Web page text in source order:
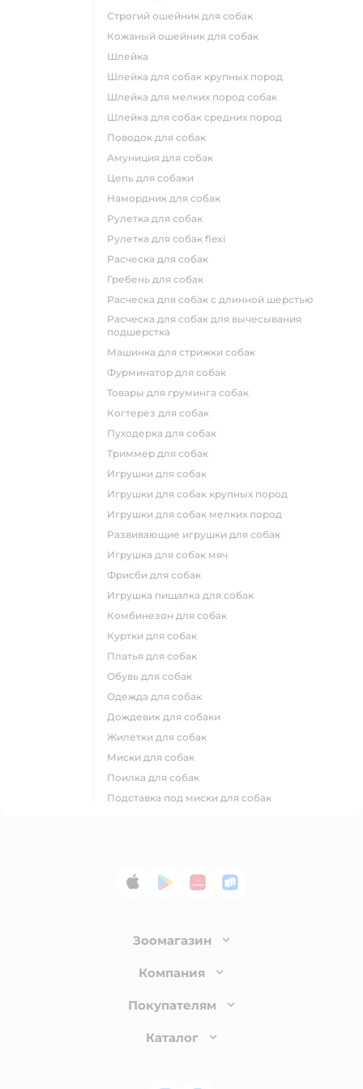
строгий ошейник для собак
кожаный ошейник для собак
шлейка
шлейка для собак крупных пород
шлейка для мелких пород собак
шлейка для собак средних пород
поводок для собак
амуниция для собак
цепь для собаки
намордник для собак
рулетка для собак
рулетка для собак flexi
расческа для собак
гребень для собак
расческа для собак с длинной шерстью
расческа для собак для вычесывания
подшерстка
машинка для стрижки собак
фурминатор для собак
товары для груминга собак
когтерез для собак
пуходерка для собак
триммер для собак
игрушки для собак
игрушки для собак крупных пород
игрушки для собак мелких пород
развивающие игрушки для собак
игрушка для собак мяч
фрисби для собак
игрушка пищалка для собак
комбинезон для собак
куртки для собак
платья для собак
обувь для собак
одежда для собак
дождевик для собаки
жилетки для собак
миски для собак
поилка для собак
подставка под миски для собак
App StoreGoogle Play
AppGallery
RuStore
Зоомагазин
Лицензия
Доставка и оплата
Обмен и возврат товара
Компания
О компании
Покупателям
Бонусные карты
Каталог